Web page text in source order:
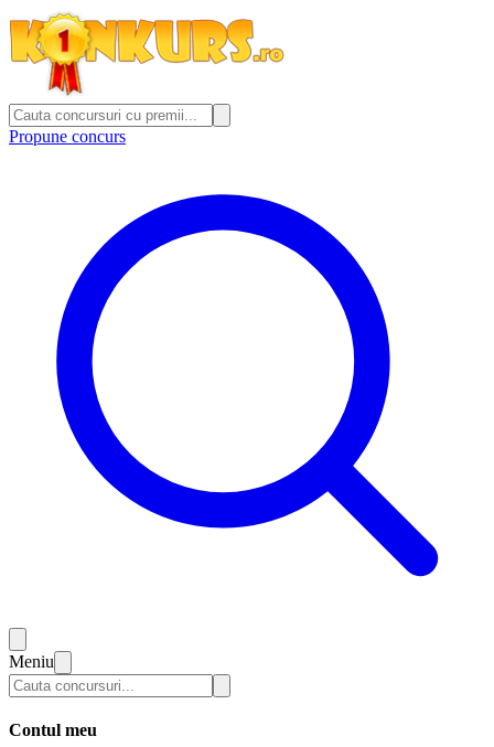
Propune concurs
Meniu
Contul meu